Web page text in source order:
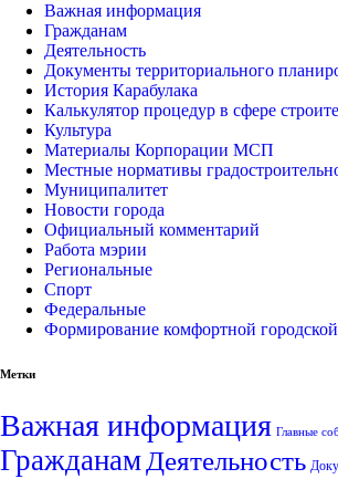
Важная информация
Гражданам
Деятельность
Документы территориального
История Карабулака
Калькулятор процедур в сфере
Культура
Материалы Корпорации МСП
Местные нормативы
Муниципалитет
Новости города
Официальный комментарий
Работа мэрии
Региональные
Спорт
Федеральные
Формирование комфортной
Метки
Важная информация Главные
Гражданам Деятельность